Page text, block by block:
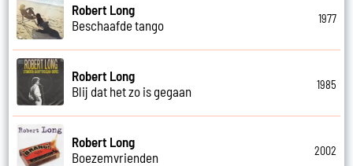
Robert Long
Beschaafde tango
1977
Robert Long
Blij dat het zo is gegaan
1985
Robert Long
Boezemvrienden
2002